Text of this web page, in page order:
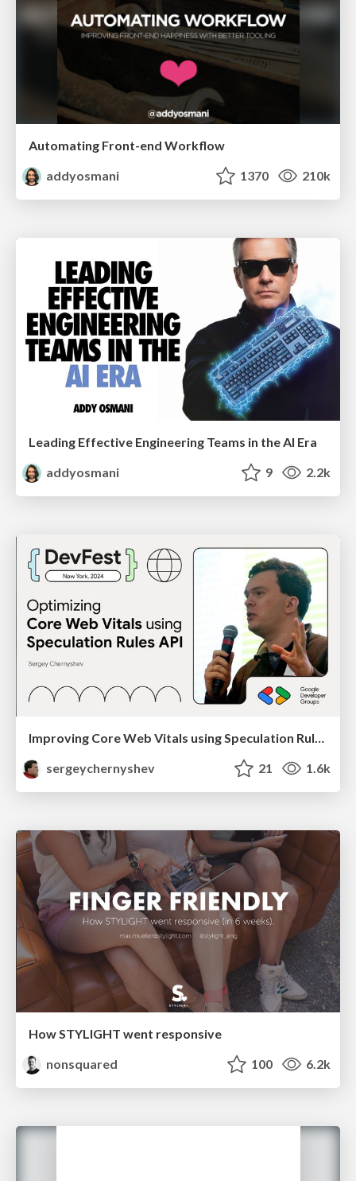
Automating Front-end Workflow
addyosmani
1370 210k
Leading Effective Engineering Teams in the AI Era
addyosmani
9 2.2k
Improving Core Web Vitals using Speculation Rules API
sergeychernyshev
21 1.6k
How STYLIGHT went responsive
nonsquared
100 6.2k